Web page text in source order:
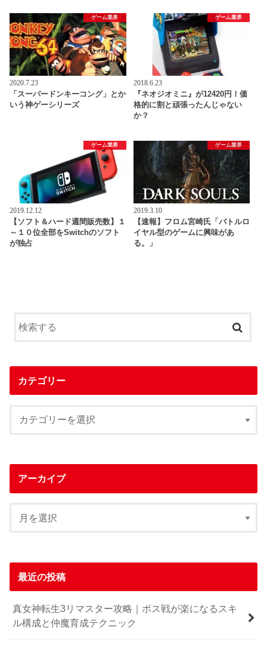
ゲーム業界
2020.7.23
「スーパードンキーコング」とか
いう神ゲーシリーズ
ゲーム業界
2018.6.23
『ネオジオミニ』が12420円！価
格的に割と頑張ったんじゃない
か？
ゲーム業界
2019.12.12
【ソフト＆ハード週間販売数】１
～１０位全部をSwitchのソフト
が独占
ゲーム業界
2019.3.10
【速報】フロム宮崎氏「バトルロ
イヤル型のゲームに興味があ
る。」
カテゴリー
アーカイブ
最近の投稿
真女神転生3リマスター攻略｜ボス戦が楽になるスキ
ル構成と仲魔育成テクニック